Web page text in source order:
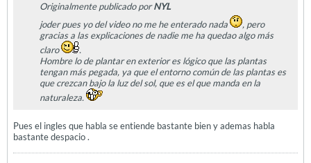
Originalmente publicado porNYL
joder pues yo del video no me he enterado nada
, pero
gracias a las explicaciones de nadie me ha quedao algo más
claro
.
Hombre lo de plantar en exterior es lógico que las plantas
tengan más pegada, ya que el entorno común de las plantas es
que crezcan bajo la luz del sol, que es el que manda en la
naturaleza.
Pues el ingles que habla se entiende bastante bien y ademas habla
bastante despacio .